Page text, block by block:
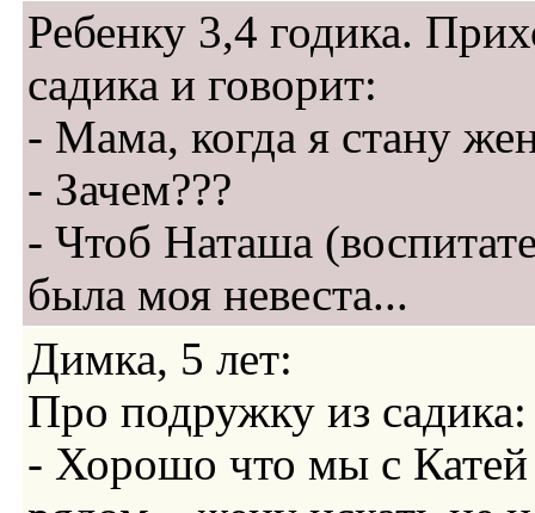
Ребенку 3,4 годика.
садика и говорит:
- Мама, когда я стану
- Зачем???
- Чтоб Наташа
была моя невеста...
Димка, 5 лет:
Про подружку из садика:
- Хорошо что мы с